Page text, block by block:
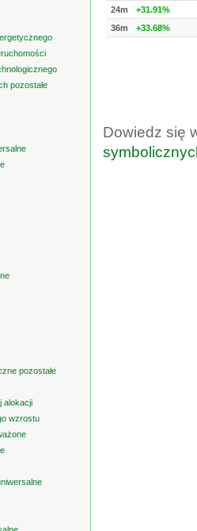
24m
+31.91%
36m
+33.68%
Dowiedz się
pozostałe
pozostałe
alokacji
wzrostu